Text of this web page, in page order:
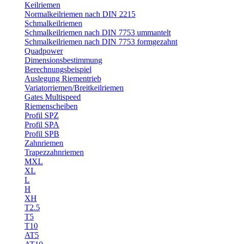
Keilriemen
Normalkeilriemen nach DIN 2215
Schmalkeilriemen
Schmalkeilriemen nach DIN 7753 ummantelt
Schmalkeilriemen nach DIN 7753 formgezahnt
Quadpower
Dimensionsbestimmung
Berechnungsbeispiel
Auslegung Riementrieb
Variatorriemen/Breitkeilriemen
Gates Multispeed
Riemenscheiben
Profil SPZ
Profil SPA
Profil SPB
Zahnriemen
Trapezzahnriemen
MXL
XL
L
H
XH
T2.5
T5
T10
AT5